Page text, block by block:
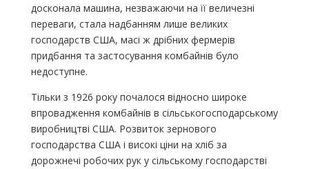
досконала машина, незважаючи на її величезні
переваги, стала надбанням лише великих
господарств США, масі ж дрібних фермерів
придбання та застосування комбайнів було
недоступне.
Тільки з 1926 року почалося відносно широке
впровадження комбайнів в сільськогосподарському
виробництві США. Розвиток зернового
господарства США і високі ціни на хліб за
дорожнечі робочих рук у сільському господарстві